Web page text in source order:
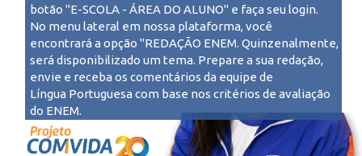
botão "E-SCOLA - ÁREA DO ALUNO" e faça seu login.
No menu lateral em nossa plataforma, você
encontrará a opção "REDAÇÃO ENEM. Quinzenalmente,
será disponibilizado um tema. Prepare a sua redação,
envie e receba os comentários da equipe de
Língua Portuguesa com base nos critérios de avaliação
do ENEM.